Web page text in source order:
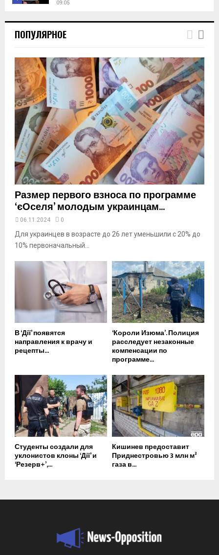
h
u
a
y
u
e
09:05
ПОПУЛЯРНОЕ
Размер первого взноса по программе
‘єОселя’ молодым украинцам...
06.11.2024 0
Для украинцев в возрасте до 26 лет уменьшили с 20% до
10% первоначальный...
В ‘Дії’ появятся
направления к врачу и
рецепты...
‘Короли Изюма’. Полиция
расследует незаконные
компенсации по
программе...
Студенты создали для
уклонистов клоны ‘Дії’ и
‘Резерв+’,...
Кишинев предоставит
Приднестровью 3 млн м³
газа в...